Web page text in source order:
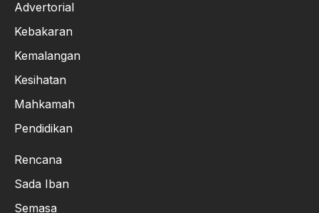
Advertorial
Kebakaran
Kemalangan
Kesihatan
Mahkamah
Pendidikan
Rencana
Sada Iban
Semasa